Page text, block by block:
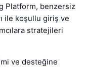
Platform, benzersiz
ile koşullu giriş ve
stratejileri
ve desteğine